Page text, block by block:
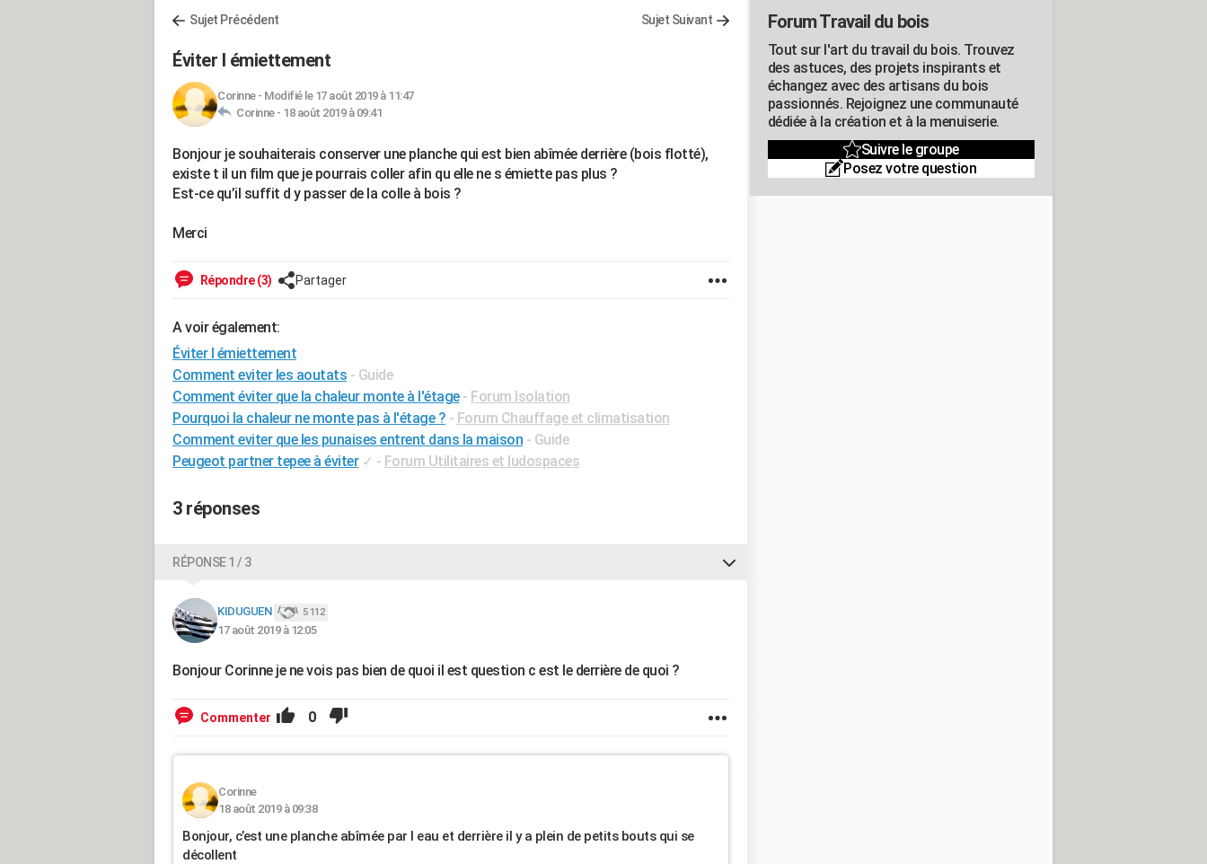
Sujet Précédent Sujet Suivant
Éviter l émiettement
Corinne- Modifié le 17 août 2019 à 11:47
Corinne - 18 août 2019 à 09:41
Bonjour je souhaiterais conserver une planche qui est bien abîmée derrière (bois flotté),
existe t il un film que je pourrais coller afin qu elle ne s émiette pas plus ?
Est-ce qu’il suffit d y passer de la colle à bois ?
Merci
Répondre (3) Partager
A voir également:
Éviter l émiettement
Comment eviter les aoutats - Guide
Comment éviter que la chaleur monte à l'étage - Forum Isolation
Pourquoi la chaleur ne monte pas à l'étage ? - Forum Chauffage et climatisation
Comment eviter que les punaises entrent dans la maison - Guide
Peugeot partner tepee à éviter ✓ - Forum Utilitaires et ludospaces
3 réponses
RÉPONSE 1 / 3
KIDUGUEN 5 112
17 août 2019 à 12:05
Bonjour Corinne je ne vois pas bien de quoi il est question c est le derrière de quoi ?
Commenter 0
Corinne
18 août 2019 à 09:38
Bonjour, c’est une planche abîmée par l eau et derrière il y a plein de petits bouts qui se
décollent
Forum Travail du bois
Tout sur l'art du travail du bois. Trouvez
des astuces, des projets inspirants et
échangez avec des artisans du bois
passionnés. Rejoignez une communauté
dédiée à la création et à la menuiserie.
Suivre le groupe
Posez votre question